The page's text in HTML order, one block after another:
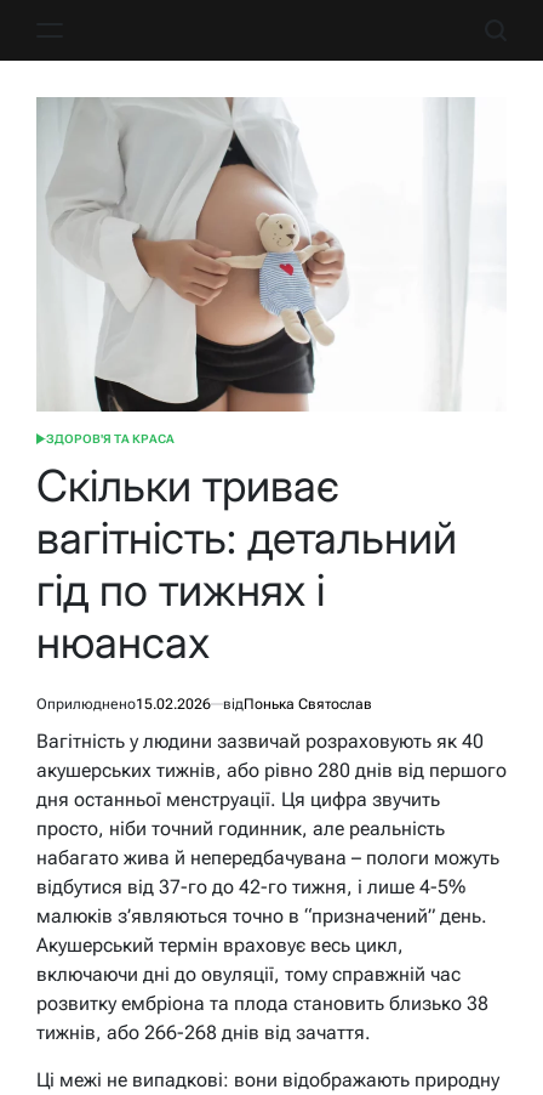
ОПУБЛІКУВАТИ
ЗДОРОВ'Я ТА КРАСА
Скільки триває
вагітність: детальний
гід по тижнях і
нюансах
Оприлюднено15.02.2026 відПонька Святослав
Вагітність у людини зазвичай розраховують як 40
акушерських тижнів, або рівно 280 днів від першого
дня останньої менструації. Ця цифра звучить
просто, ніби точний годинник, але реальність
набагато жива й непередбачувана – пологи можуть
відбутися від 37-го до 42-го тижня, і лише 4-5%
малюків з’являються точно в “призначений” день.
Акушерський термін враховує весь цикл,
включаючи дні до овуляції, тому справжній час
розвитку ембріона та плода становить близько 38
тижнів, або 266-268 днів від зачаття.
Ці межі не випадкові: вони відображають природну